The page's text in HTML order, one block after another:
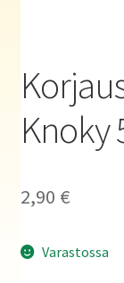
Knoky
2,90 €
Varastossa